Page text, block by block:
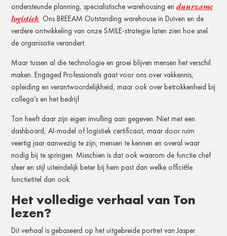
ondersteunde planning, specialistische warehousing enduurzame
logistiek. Ons BREEAM Outstanding warehouse in Duiven en de
verdere ontwikkeling van onze SMILE-strategie laten zien hoe snel
de organisatie verandert.
Maar tussen al die technologie en groei blijven mensen het verschil
maken. Engaged Professionals gaat voor ons over vakkennis,
opleiding en verantwoordelijkheid, maar ook over betrokkenheid bij
collega’s en het bedrijf.
Ton heeft daar zijn eigen invulling aan gegeven. Niet met een
dashboard, AI-model of logistiek certificaat, maar door ruim
veertig jaar aanwezig te zijn, mensen te kennen en overal waar
nodig bij te springen. Misschien is dat ook waarom de functie chef
sfeer en stijl uiteindelijk beter bij hem past dan welke officiële
functietitel dan ook.
Het volledige verhaal van Ton
lezen?
Dit verhaal is gebaseerd op het uitgebreide portret van Jasper